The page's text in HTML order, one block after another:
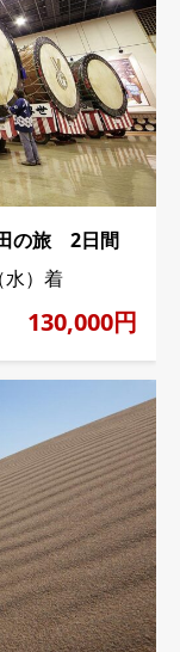
の旅 2日間
水）着
130,000円